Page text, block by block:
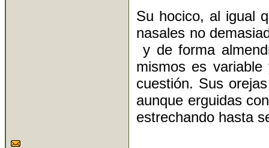
Su hocico, al igual
nasales no
y de forma
mismos es
cuestión. Sus
aunque erguidas
estrechando hasta